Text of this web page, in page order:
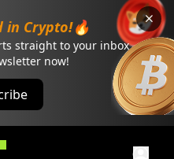
in Crypto!🔥
straight to your inbox
now!